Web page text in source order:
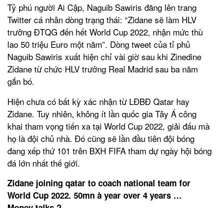
Tỷ phú người Ai Cập, Naguib Sawiris đăng lên trang
Twitter cá nhân dòng trạng thái: “Zidane sẽ làm HLV
trưởng ĐTQG đến hết World Cup 2022, nhận mức thù
lao 50 triệu Euro một năm”. Dòng tweet của tỉ phủ
Naguib Sawiris xuất hiện chỉ vài giờ sau khi Zinedine
Zidane từ chức HLV trưởng Real Madrid sau ba năm
gắn bó.
Hiện chưa có bất kỳ xác nhận từ LĐBĐ Qatar hay
Zidane. Tuy nhiên, không ít lần quốc gia Tây Á công
khai tham vọng tiến xa tại World Cup 2022, giải đấu mà
họ là đội chủ nhà. Đó cũng sẽ lần đầu tiên đội bóng
đang xếp thứ 101 trên BXH FIFA tham dự ngày hội bóng
đá lớn nhất thế giới.
Zidane joining qatar to coach national team for
World Cup 2022. 50mn à year over 4 years …